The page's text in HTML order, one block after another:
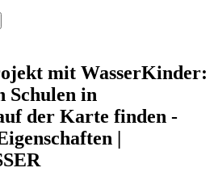
mit WasserKinder:
Schulen in
der Karte finden -
|